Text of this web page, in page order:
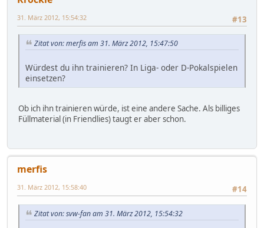
#13
31. März 2012, 15:54:32
Zitat von: merfis am 31. März 2012, 15:47:50
Würdest du ihn trainieren? In Liga- oder D-Pokalspielen
einsetzen?
Ob ich ihn trainieren würde, ist eine andere Sache. Als billiges
Füllmaterial (in Friendlies) taugt er aber schon.
merfis
#14
31. März 2012, 15:58:40
Zitat von: svw-fan am 31. März 2012, 15:54:32